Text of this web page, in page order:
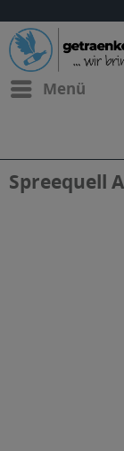
Menü
Spreequell